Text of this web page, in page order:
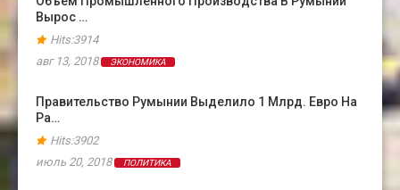
Вырос …
Hits:3914
авг 13, 2018
ЭКОНОМИКА
Правительство Румынии Выделило 1 Млрд. Евро На
Ра…
Hits:3902
июль 20, 2018
ПОЛИТИКА